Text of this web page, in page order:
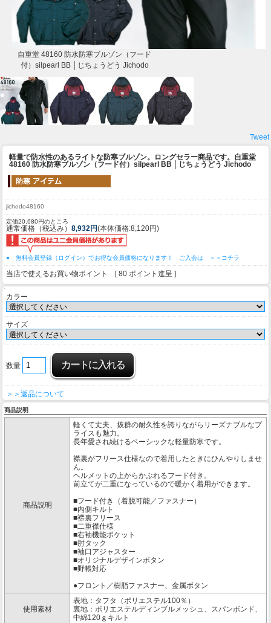
自重堂 48160 防水防寒ブルゾン（フード
付）silpearl BB │じちょうどう Jichodo
Tweet
軽量で防水性のあるライトな防寒ブルゾン。ロングセラー商品です。 自重堂
48160 防水防寒ブルゾン（フード付）silpearl BB │じちょうどう Jichodo
jichodo48160
定価20,680円のところ
通常価格（税込み） 8,932円(本体価格:8,120円)
● 無料会員登録（ログイン）でお得な会員価格になります！ ご入会は ＞＞コチラ
当店で使えるお買い物ポイント [ 80 ポイント進呈 ]
カラー
サイズ
数量
＞＞返品について
商品説明
商品説明
軽くて丈夫、抜群の耐久性を誇りながらリーズナブルなプ
ライスも魅力。
長年愛され続けるベーシックな軽量防寒です。
襟裏がフリース仕様なので着用したときにひんやりしませ
ん。
ヘルメットの上からかぶれるフード付き。
前立てが二重になっているので暖かく着用ができます。
■フード付き（着脱可能／ファスナー）
■内側キルト
■襟裏フリース
■二重襟仕様
■右袖機能ポケット
■肘タック
■袖口アジャスター
■オリジナルデザインボタン
■野帳対応
●フロント／樹脂ファスナー、金属ボタン
使用素材
表地：タフタ（ポリエステル100％）
裏地：ポリエステルディンブルメッシュ、スパンボンド、
中綿120ｇキルト